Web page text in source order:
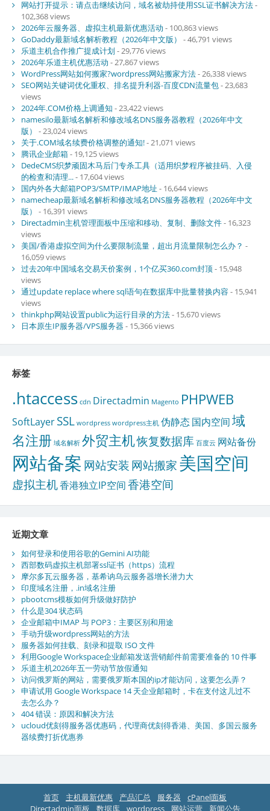
网站打开提示：请点击继续访问，域名被劫持使用SSL证书解决方法-
102,368 views
2026年云服务器、虚拟主机最新优惠活动 - 100,863 views
GoDaddy最新域名解析教程（2026年中文版）
- 46,791 views
乐道主机合作推广提成计划- 29,776 views
2026年乐道主机优惠活动 - 27,867 views
WordPress网站如何搬家?wordpress网站搬家方法- 26,338 views
SEO网站关键词优化重权、排名提升利器-百度CDN流量包- 23,683
views
2024年.COM价格上调通知 - 23,422 views
namesilo最新域名解析和修改域名DNS服务器教程（2026年中文
版）
- 23,024 views
关于.COM域名续费价格调整的通知!- 21,071 views
腾讯企业邮箱- 19,125 views
DedeCMS织梦顽固木马后门专杀工具（适用织梦程序被挂码、入侵
的检查和清理...- 17,604 views
国内外各大邮箱POP3/SMTP/IMAP地址 - 16,644 views
namecheap最新域名解析和修改域名DNS服务器教程（2026年中文
版）
- 16,391 views
Directadmin主机管理面板中压缩和移动、复制、删除文件- 16,323
views
美国/香港虚拟空间为什么要限制流量，超出月流量限制怎么办？ -
16,059 views
过去20年中国域名交易天价案例，1个亿买360.com封顶- 15,948
views
通过update replace where sql语句在数据库中批量替换内容- 15,941
views
thinkphp网站设置public为运行目录的方法- 15,670 views
日本原生IP服务器/VPS服务器 - 15,366 views
标签
.htaccess cdn Directadmin Magento PHPWEB
SoftLayerSSL wordpress wordpress主机 伪静态国内空间域
名注册 域名解析 外贸主机恢复数据库 百度云 网站备份
网站备案 网站安装网站搬家美国空间
虚拟主机香港独立IP空间香港空间
近期文章
如何登录和使用谷歌的Gemini AI功能
西部数码虚拟主机部署ssl证书（https）流程
摩尔多瓦云服务器，基希讷乌云服务器增长潜力大
印度域名注册，.in域名注册
pbootcms模板如何升级做好防护
什么是304 状态码
企业邮箱中IMAP 与 POP3：主要区别和用途
手动升级wordpress网站的方法
服务器如何挂载、刻录和提取 ISO 文件
利用Google Workspace企业邮箱发送营销邮件前需要准备的 10 件事
乐道主机2026年五一劳动节放假通知
访问俄罗斯的网站，需要俄罗斯本国的ip才能访问，这要怎么弄？
申请试用 Google Workspace 14 天企业邮箱时，卡在支付这儿过不
去怎么办？
404 错误：原因和解决方法
ucloud优刻得服务器优惠码，代理商优刻得香港、美国、多国云服务
器续费打折优惠券
首页 主机最新优惠 产品汇总 服务器
cPanel面板